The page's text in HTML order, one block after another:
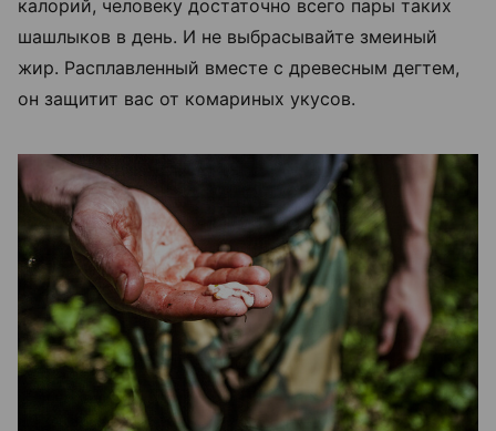
калорий, человеку достаточно всего пары таких
шашлыков в день. И не выбрасывайте змеиный
жир. Расплавленный вместе с древесным дегтем,
он защитит вас от комариных укусов.